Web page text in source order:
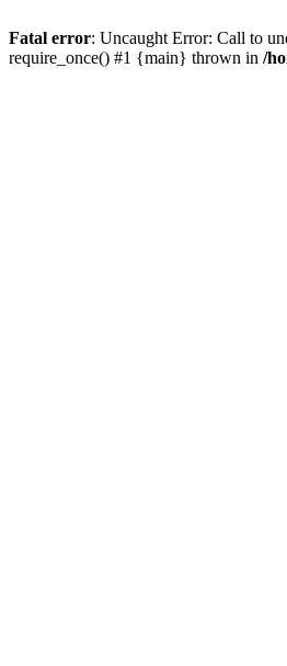
Fatal error: Uncaught Error: Call to
require_once() #1 {main} thrown in /